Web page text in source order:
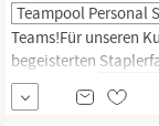
Teampool Personal
Teams!Für unseren
begeisterten
StandortKefermarkt,
Stunden/Woche